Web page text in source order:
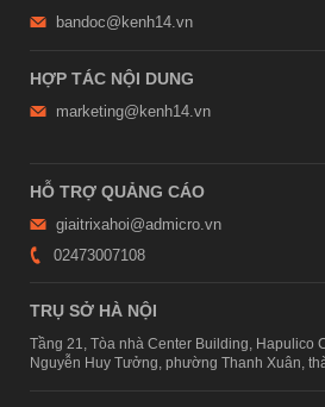
bandoc@kenh14.vn
HỢP TÁC NỘI DUNG
marketing@kenh14.vn
HỖ TRỢ QUẢNG CÁO
giaitrixahoi@admicro.vn
02473007108
TRỤ SỞ HÀ NỘI
Tầng 21, Tòa nhà Center Building, Hapulico
Nguyễn Huy Tưởng, phường Thanh Xuân,